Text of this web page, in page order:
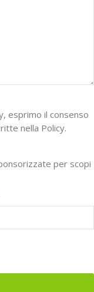
esprimo il consenso
nella Policy.
per scopi